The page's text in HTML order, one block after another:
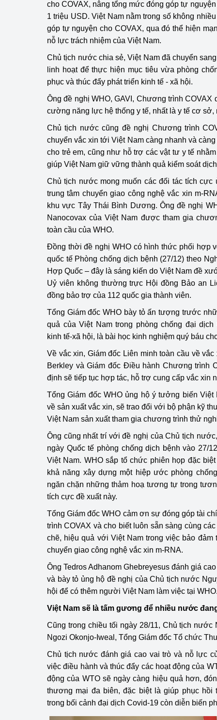
Phát triển công
Phát triển năng lượng
cho COVAX, nâng tổng mức đóng góp tự
1 triệu USD. Việt Nam nằm trong số không
góp tự nguyện cho COVAX, qua đó thể hiện
nỗ lực trách nhiệm của Việt Nam.
Chủ tịch nước chia sẻ, Việt Nam đã chuyển
linh hoạt để thực hiện mục tiêu vừa phòng
phục và thúc đẩy phát triển kinh tế - xã hội.
Ông đề nghị WHO, GAVI, Chương trình COVAX
cường năng lực hệ thống y tế, nhất là y tế cơ
Chủ tịch nước cũng đề nghị Chương trình
chuyển vắc xin tới Việt Nam càng nhanh và
cho trẻ em, cũng như hỗ trợ các vật tư y tế
giúp Việt Nam giữ vững thành quả kiểm soát
Chủ tịch nước mong muốn các đối tác tích cực
trung tâm chuyển giao công nghệ vắc xin m-
khu vực Tây Thái Bình Dương. Ông đề nghị
Nanocovax của Việt Nam được tham gia
toàn cầu của WHO.
Đồng thời đề nghị WHO có hình thức phối hợp
quốc tế Phòng chống dịch bệnh (27/12) theo
Hợp Quốc – đây là sáng kiến do Việt Nam đề
Uỷ viên không thường trực Hội đồng Bảo an
đồng bảo trợ của 112 quốc gia thành viên.
Tổng Giám đốc WHO bày tỏ ấn tượng trước
quả của Việt Nam trong phòng chống đại
kinh tế-xã hội, là bài học kinh nghiệm quý báu
Về vắc xin, Giám đốc Liên minh toàn cầu về
Berkley và Giám đốc Điều hành Chương trình
định sẽ tiếp tục hợp tác, hỗ trợ cung cấp vắc xin
Tổng Giám đốc WHO ủng hộ ý tưởng biến Việt
về sản xuất vắc xin, sẽ trao đổi với bộ phận kỹ
Việt Nam sản xuất tham gia chương trình thử
Ông cũng nhất trí với đề nghị của Chủ tịch
ngày Quốc tế phòng chống dịch bệnh vào 27/
Việt Nam. WHO sắp tổ chức phiên họp đặc
khả năng xây dựng một hiệp ước phòng chống
ngăn chặn những thảm hoạ tương tự trong
tích cực đề xuất này.
Tổng Giám đốc WHO cảm ơn sự đóng góp tài
trình COVAX và cho biết luôn sẵn sàng cùng
chẽ, hiệu quả với Việt Nam trong việc bảo đảm
chuyển giao công nghệ vắc xin m-RNA.
Ông Tedros Adhanom Ghebreyesus đánh giá
và bày tỏ ủng hộ đề nghị của Chủ tịch nước
hội để có thêm người Việt Nam làm việc tại WHO.
Việt Nam sẽ là tấm gương để nhiều nước
Cũng trong chiều tối ngày 28/11, Chủ tịch nước
Ngozi Okonjo-Iweal, Tổng Giám đốc Tổ chức
Chủ tịch nước đánh giá cao vai trò và nỗ lực
việc điều hành và thúc đẩy các hoạt động của
động của WTO sẽ ngày càng hiệu quả hơn,
thương mại đa biên, đặc biệt là giúp phục hồi
trong bối cảnh đại dịch Covid-19 còn diễn biến